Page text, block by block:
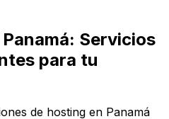
Servicios
para tu
de hosting en Panamá